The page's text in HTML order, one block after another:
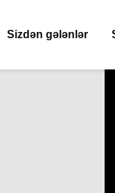
Sizdən gələnlər